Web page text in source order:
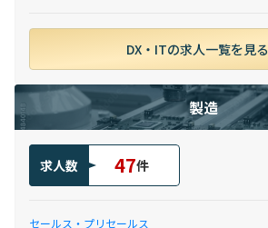
DX・ITの求人一覧を見る
製造
求人数 47件
セールス・プリセールス